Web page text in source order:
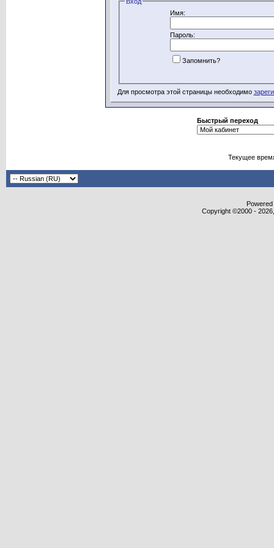
Имя:
Пароль:
Запомнить?
Для просмотра этой страницы необходимо
Быстрый переход
Текущее
Copyright ©2000 -